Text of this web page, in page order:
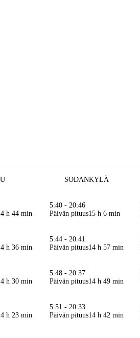
SODANKYLÄ
h 44 min
5:40 - 20:46
Päivän pituus15 h 6 min
h 36 min
5:44 - 20:41
Päivän pituus14 h 57 min
h 30 min
5:48 - 20:37
Päivän pituus14 h 49 min
h 23 min
5:51 - 20:33
Päivän pituus14 h 42 min